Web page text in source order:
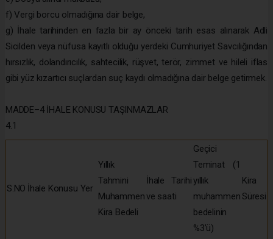
f) Vergi borcu olmadığına dair belge,
g) İhale tarihinden en fazla bir ay önceki tarih esas alınarak Adli
Sicilden veya nüfusa kayıtlı olduğu yerdeki Cumhuriyet Savcılığından
hırsızlık, dolandırıcılık, sahtecilik, rüşvet, terör, zimmet ve hileli iflas
gibi yüz kızartıcı suçlardan suç kaydı olmadığına dair belge getirmek.
MADDE–4 İHALE KONUSU TAŞINMAZLAR
4.1
S.NO İhale Konusu Yer
Yıllık
Tahmini
Muhammen
Kira Bedeli
İhale Tarihi
ve saati
Geçici
Teminat (1
yıllık
muhammen
bedelinin
%3’ü)
Kira
Süresi